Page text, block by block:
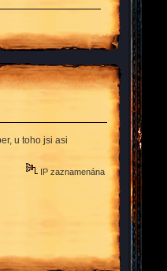
u toho jsi asi
IP zaznamenána